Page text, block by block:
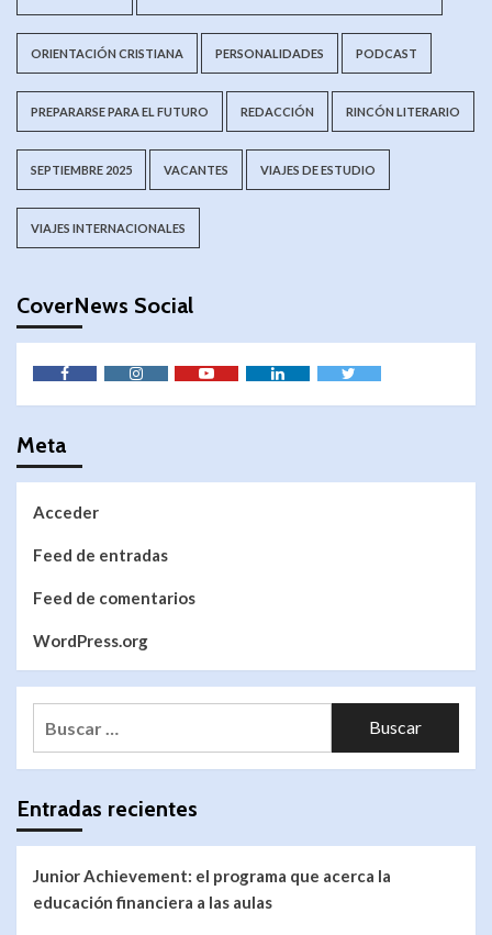
ORIENTACIÓN CRISTIANA PERSONALIDADES PODCAST
PREPARARSE PARA EL FUTURO REDACCIÓN RINCÓN LITERARIO
SEPTIEMBRE 2025 VACANTES VIAJES DE ESTUDIO
VIAJES INTERNACIONALES
CoverNews Social
Meta
Acceder
Feed de entradas
Feed de comentarios
WordPress.org
Entradas recientes
Junior Achievement: el programa que acerca la
educación financiera a las aulas